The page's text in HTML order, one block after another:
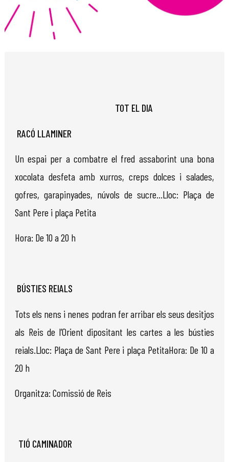
TOT EL DIA
RACÓ LLAMINER
Un espai per a combatre el fred assaborint una bona
xocolata desfeta amb xurros, creps dolces i salades,
gofres, garapinyades, núvols de sucre...Lloc: Plaça de
Sant Pere i plaça Petita
Hora: De 10 a 20 h
BÚSTIES REIALS
Tots els nens i nenes podran fer arribar els seus desitjos
als Reis de l’Orient dipositant les cartes a les bústies
reials.Lloc: Plaça de Sant Pere i plaça PetitaHora: De 10 a
20 h
Organitza: Comissió de Reis
TIÓ CAMINADOR